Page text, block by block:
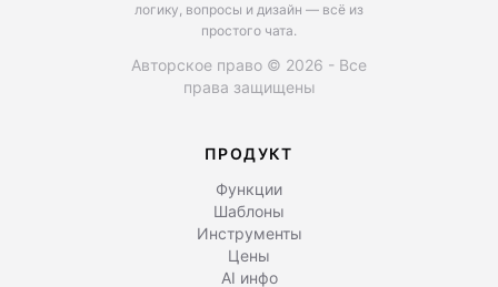
логику, вопросы и дизайн — всё из
простого чата.
Авторское право © 2026 - Все
права защищены
ПРОДУКТ
Функции
Шаблоны
Инструменты
Цены
AI инфо